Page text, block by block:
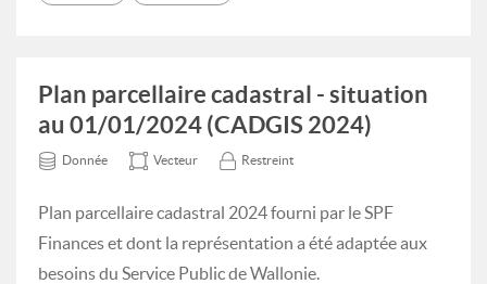
Plan parcellaire cadastral - situation
au 01/01/2024 (CADGIS 2024)
Donnée Vecteur Restreint
Plan parcellaire cadastral 2024 fourni par le SPF
Finances et dont la représentation a été adaptée aux
besoins du Service Public de Wallonie.